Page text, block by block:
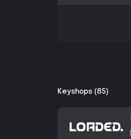
Keyshops (85)